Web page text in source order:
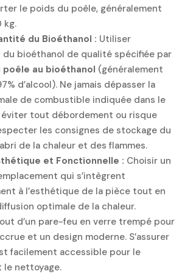
le poids du poêle, généralement
kg.
du Bioéthanol : Utiliser
du bioéthanol de qualité spécifiée par
poêle au bioéthanol (généralement
d’alcool). Ne jamais dépasser la
de combustible indiquée dans le
tout débordement ou risque
les consignes de stockage du
de la chaleur et des flammes.
et Fonctionnelle : Choisir un
qui s’intègrent
à l’esthétique de la pièce tout en
optimale de la chaleur.
d’un pare-feu en verre trempé pour
et un design moderne. S’assurer
facilement accessible pour le
le nettoyage.